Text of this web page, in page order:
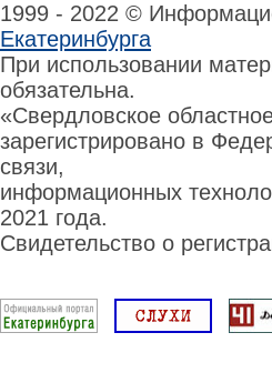
1999 - 2022 ©
Екатеринбурга
При использовании
обязательна.
«Свердловское
зарегистрировано в
связи,
информационных
2021 года.
Свидетельство о